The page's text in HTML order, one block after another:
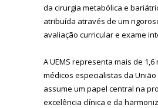
da cirurgia metabólica e
atribuída através de um
avaliação curricular e exame
A UEMS representa mais de 1,6
médicos especialistas da União
assume um papel central na
excelência clínica e da